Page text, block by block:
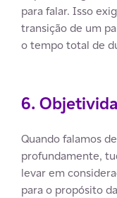
para falar. Isso
transição de um
o tempo total de
6.
Quando falamos
profundamente,
levar em
para o propósito